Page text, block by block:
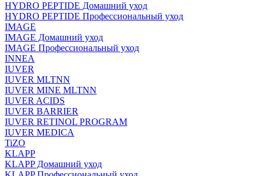
HYDRO PEPTIDE Домашний уход
HYDRO PEPTIDE Профессиональный уход
IMAGE
IMAGE Домашний уход
IMAGE Профессиональный уход
INNEA
IUVER
IUVER MLTNN
IUVER MINE MLTNN
IUVER ACIDS
IUVER BARRIER
IUVER RETINOL PROGRAM
IUVER MEDICA
TiZO
KLAPP
KLAPP Домашний уход